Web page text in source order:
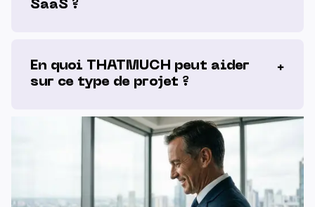
SaaS ?
En quoi THATMUCH peut aider
sur ce type de projet ?